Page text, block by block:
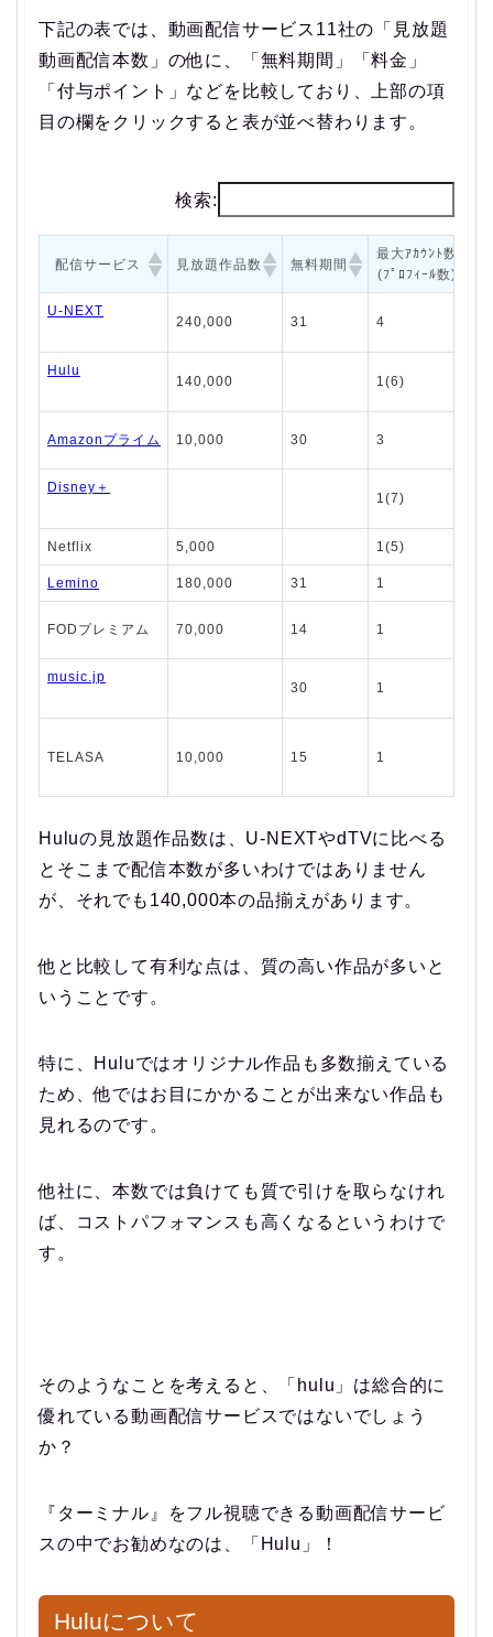
下記の表では、動画配信サービス11社の「見放題
動画配信本数」の他に、「無料期間」「料金」
「付与ポイント」などを比較しており、上部の項
目の欄をクリックすると表が並べ替わります。
検索:
配信サービス 見放題作品数 無料期間
最大ｱｶｳﾝﾄ数
(ﾌﾟﾛﾌｨｰﾙ数)
U-NEXT
240,000 31 4
Hulu
140,000 1(6)
Amazonプライム 10,000 30 3
Disney＋
1(7)
Netflix 5,000 1(5)
Lemino 180,000 31 1
FODプレミアム 70,000 14 1
music.jp
30 1
TELASA 10,000 15 1
Huluの見放題作品数は、U-NEXTやdTVに比べる
とそこまで配信本数が多いわけではありません
が、それでも140,000本の品揃えがあります。
他と比較して有利な点は、質の高い作品が多いと
いうことです。
特に、Huluではオリジナル作品も多数揃えている
ため、他ではお目にかかることが出来ない作品も
見れるのです。
他社に、本数では負けても質で引けを取らなけれ
ば、コストパフォマンスも高くなるというわけで
す。
そのようなことを考えると、「hulu」は総合的に
優れている動画配信サービスではないでしょう
か？
『ターミナル』をフル視聴できる動画配信サービ
スの中でお勧めなのは、「Hulu」！
Huluについて